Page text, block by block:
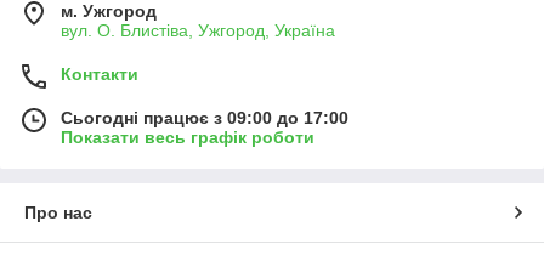
м. Ужгород
вул. О. Блистіва, Ужгород, Україна
Контакти
Сьогодні працює з 09:00 до 17:00
Показати весь графік роботи
Про нас